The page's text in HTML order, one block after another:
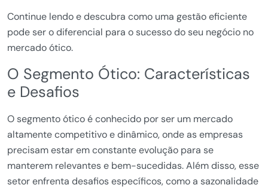
Continue lendo e descubra como uma gestão eficiente
pode ser o diferencial para o sucesso do seu negócio no
mercado ótico.
O Segmento Ótico: Características
e Desafios
O segmento ótico é conhecido por ser um mercado
altamente competitivo e dinâmico, onde as empresas
precisam estar em constante evolução para se
manterem relevantes e bem-sucedidas. Além disso, esse
setor enfrenta desafios específicos, como a sazonalidade